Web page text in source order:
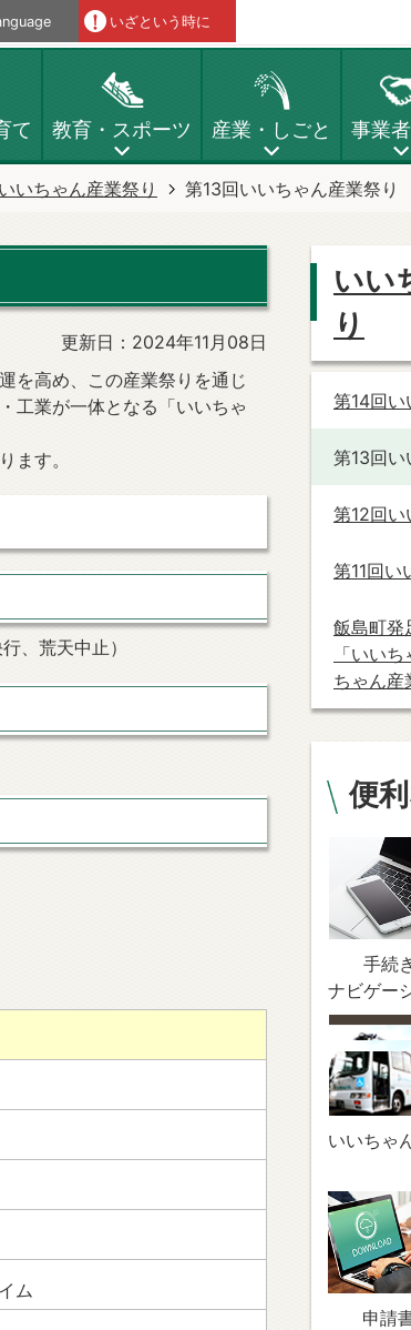
いざという時に
て 教育・スポーツ 産業・しごと 事業
いいちゃん産業祭り 第13回いいちゃん産業祭り
更新日：2024年11月08日
を高め、この産業祭りを通じ
工業が一体となる「いいちゃ
ます。
、荒天中止）
ム
いい
り
第14回い
第13回い
第12回い
第11回い
飯島町発
「いい
ちゃん産
便
手続
ナビゲー
いいちゃ
申請